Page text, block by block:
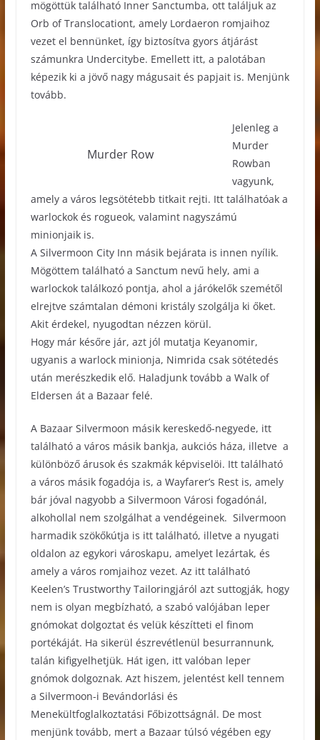
mögöttük található Inner Sanctumba, ott találjuk az
Orb of Translocationt, amely Lordaeron romjaihoz
vezet el bennünket, így biztosítva gyors átjárást
számunkra Undercitybe. Emellett itt, a palotában
képezik ki a jövő nagy mágusait és papjait is. Menjünk
tovább.
Murder Row
Jelenleg a
Murder
Rowban
vagyunk,
amely a város legsötétebb titkait rejti. Itt találhatóak a
warlockok és rogueok, valamint nagyszámú
minionjaik is.
A Silvermoon City Inn másik bejárata is innen nyílik.
Mögöttem található a Sanctum nevű hely, ami a
warlockok találkozó pontja, ahol a járókelők szemétől
elrejtve számtalan démoni kristály szolgálja ki őket.
Akit érdekel, nyugodtan nézzen körül.
Hogy már későre jár, azt jól mutatja Keyanomir,
ugyanis a warlock minionja, Nimrida csak sötétedés
után merészkedik elő. Haladjunk tovább a Walk of
Eldersen át a Bazaar felé.
A Bazaar Silvermoon másik kereskedő-negyede, itt
található a város másik bankja, aukciós háza, illetve a
különböző árusok és szakmák képviselöi. Itt található
a város másik fogadója is, a Wayfarer’s Rest is, amely
bár jóval nagyobb a Silvermoon Városi fogadónál,
alkohollal nem szolgálhat a vendégeinek. Silvermoon
harmadik szökőkútja is itt található, illetve a nyugati
oldalon az egykori városkapu, amelyet lezártak, és
amely a város romjaihoz vezet. Az itt található
Keelen’s Trustworthy Tailoringjáról azt suttogják, hogy
nem is olyan megbízható, a szabó valójában leper
gnómokat dolgoztat és velük készítteti el finom
portékáját. Ha sikerül észrevétlenül besurrannunk,
talán kifigyelhetjük. Hát igen, itt valóban leper
gnómok dolgoznak. Azt hiszem, jelentést kell tennem
a Silvermoon-i Bevándorlási és
Menekültfoglalkoztatási Főbizottságnál. De most
menjünk tovább, mert a Bazaar túlsó végében egy